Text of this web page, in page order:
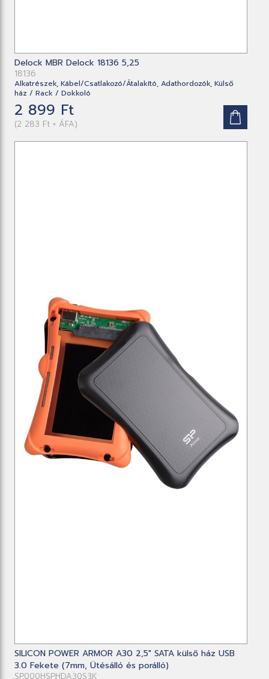
Delock MBR Delock 18136 5,25
18136
Alkatrészek, Kábel/Csatlakozó/Átalakító, Adathordozók, Külső
ház / Rack / Dokkoló
2 899 Ft
(2 283 Ft + ÁFA)
SILICON POWER ARMOR A30 2,5" SATA külső ház USB
3.0 Fekete (7mm, Ütésálló és porálló)
SP000HSPHDA30S3K